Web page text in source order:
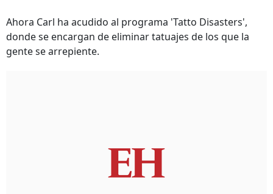
Ahora Carl ha acudido al programa 'Tatto Disasters',
donde se encargan de eliminar tatuajes de los que la
gente se arrepiente.